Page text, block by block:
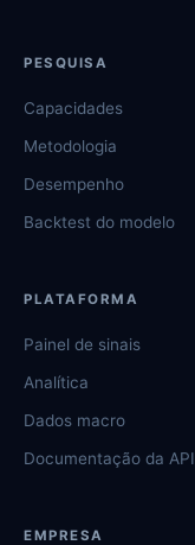
PESQUISA
Capacidades
Metodologia
Desempenho
Backtest do modelo
PLATAFORMA
Painel de sinais
Analítica
Dados macro
Documentação da API
EMPRESA